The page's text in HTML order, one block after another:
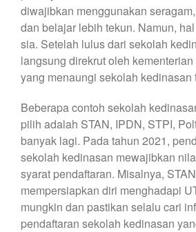
diwajibkan menggunakan
dan belajar lebih tekun. Namun,
sia. Setelah lulus dari sekolah
langsung direkrut oleh
yang menaungi sekolah kedinasan
Beberapa contoh sekolah
pilih adalah STAN, IPDN, STPI,
banyak lagi. Pada tahun 2021,
sekolah kedinasan mewajibkan
syarat pendaftaran. Misalnya,
mempersiapkan diri menghadapi
mungkin dan pastikan selalu cari
pendaftaran sekolah kedinasan